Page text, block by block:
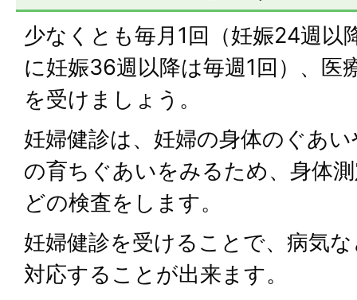
少なくとも毎月1回（妊娠24週以
に妊娠36週以降は毎週1回）、医
を受けましょう。
妊婦健診は、妊婦の身体のぐあ
の育ちぐあいをみるため、身体
どの検査をします。
妊婦健診を受けることで、病気
対応することが出来ます。